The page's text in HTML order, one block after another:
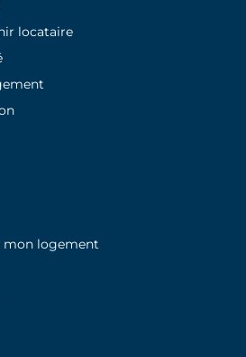
locataire
mon logement